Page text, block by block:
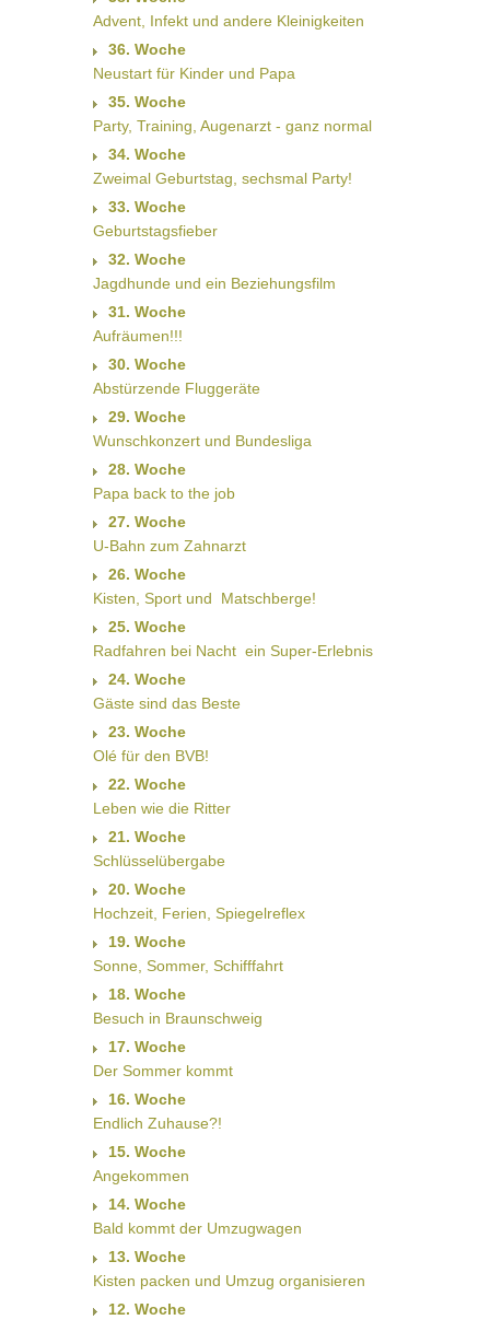
Advent, Infekt und andere Kleinigkeiten
36. Woche
Neustart für Kinder und Papa
35. Woche
Party, Training, Augenarzt - ganz normal
34. Woche
Zweimal Geburtstag, sechsmal Party!
33. Woche
Geburtstagsfieber
32. Woche
Jagdhunde und ein Beziehungsfilm
31. Woche
Aufräumen!!!
30. Woche
Abstürzende Fluggeräte
29. Woche
Wunschkonzert und Bundesliga
28. Woche
Papa back to the job
27. Woche
U-Bahn zum Zahnarzt
26. Woche
Kisten, Sport und  Matschberge!
25. Woche
Radfahren bei Nacht  ein Super-Erlebnis
24. Woche
Gäste sind das Beste
23. Woche
Olé für den BVB!
22. Woche
Leben wie die Ritter
21. Woche
Schlüsselübergabe
20. Woche
Hochzeit, Ferien, Spiegelreflex
19. Woche
Sonne, Sommer, Schifffahrt
18. Woche
Besuch in Braunschweig
17. Woche
Der Sommer kommt
16. Woche
Endlich Zuhause?!
15. Woche
Angekommen
14. Woche
Bald kommt der Umzugwagen
13. Woche
Kisten packen und Umzug organisieren
12. Woche